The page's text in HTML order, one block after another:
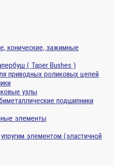
конические, зажимные
( Taper Bushes )
приводных роликовых цепей
узлы
подшипники
элементы
элементом (эластичной